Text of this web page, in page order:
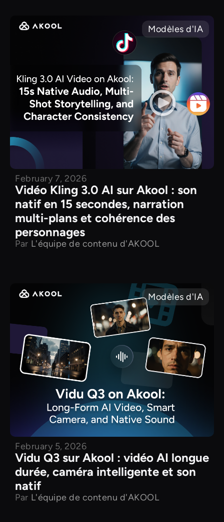
Modèles d'IA
February 7, 2026
Vidéo Kling 3.0 AI sur Akool : son
natif en 15 secondes, narration
multi-plans et cohérence des
personnages
Par L'équipe de contenu d'AKOOL
Modèles d'IA
February 5, 2026
Vidu Q3 sur Akool : vidéo AI longue
durée, caméra intelligente et son
natif
Par L'équipe de contenu d'AKOOL